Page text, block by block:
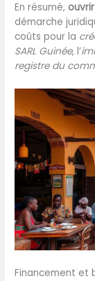
En résumé,
démarche
coûts pour la
SARL Guinée, l’
registre du
Financement et